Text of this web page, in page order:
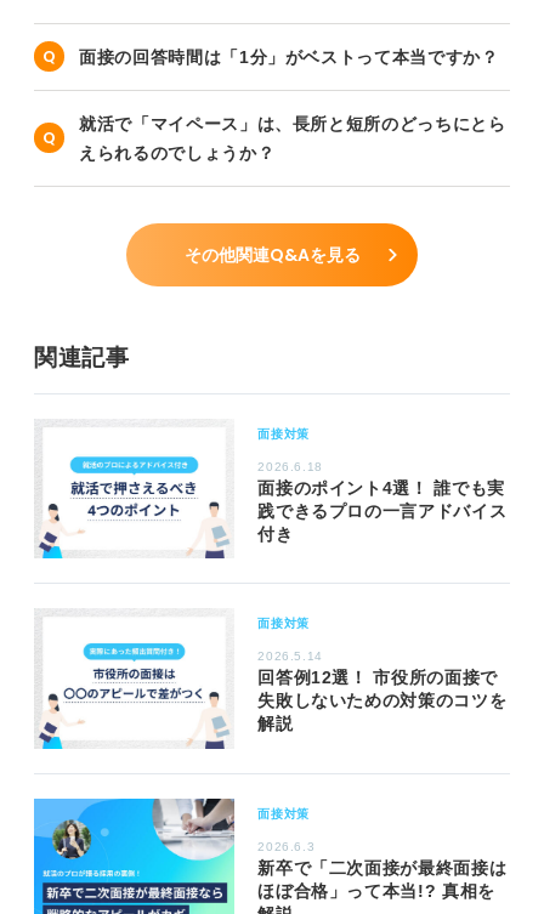
面接の回答時間は「1分」がベストって本当ですか？
就活で「マイペース」は、長所と短所のどっちにとら
えられるのでしょうか？
その他関連Q&Aを見る
関連記事
面接対策
2026.6.18
面接のポイント4選！ 誰でも実
践できるプロの一言アドバイス
付き
面接対策
2026.5.14
回答例12選！ 市役所の面接で
失敗しないための対策のコツを
解説
面接対策
2026.6.3
新卒で「二次面接が最終面接は
ほぼ合格」って本当!? 真相を